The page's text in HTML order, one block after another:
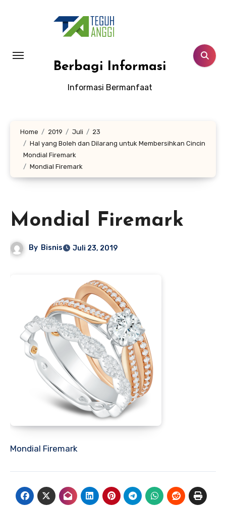
Berbagi Informasi
Informasi Bermanfaat
Home 2019 Juli
23
Hal yang Boleh dan Dilarang untuk Membersihkan Cincin
Mondial Firemark
Mondial Firemark
Mondial Firemark
By Bisnis Juli 23, 2019
Mondial Firemark